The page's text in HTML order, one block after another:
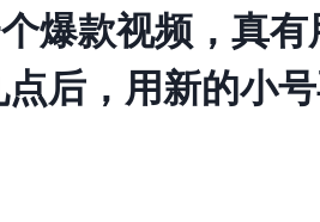
爆款视频，真有
后，用新的小